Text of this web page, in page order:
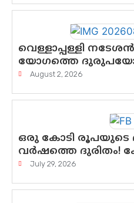
വെള്ളാപ്പള്ളി
യോഗത്തെ
ശ്രീനാരായണ
ഗോപാലൻ
August 2, 2026
ഒരു കോടി രൂപയുടെ
വർഷത്തെ ദുരിതം!
സംവിധാനത്തെ
July 29, 2026